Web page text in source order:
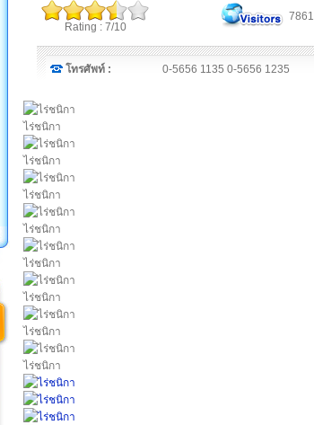
Rating : 7/10
7861
โทรศัพท์ : 0-5656 1135 0-5656 1235
ไร่ชนิกา
ไร่ชนิกา
ไร่ชนิกา
ไร่ชนิกา
ไร่ชนิกา
ไร่ชนิกา
ไร่ชนิกา
ไร่ชนิกา